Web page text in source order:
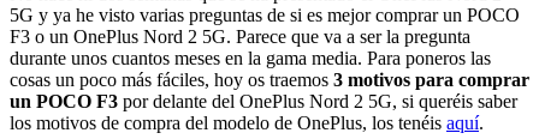
5G y ya he visto varias preguntas de si es mejor comprar un POCO
F3 o un OnePlus Nord 2 5G. Parece que va a ser la pregunta
durante unos cuantos meses en la gama media. Para poneros las
cosas un poco más fáciles, hoy os traemos 3 motivos para comprar
un POCO F3 por delante del OnePlus Nord 2 5G, si queréis saber
los motivos de compra del modelo de OnePlus, los tenéis aquí.